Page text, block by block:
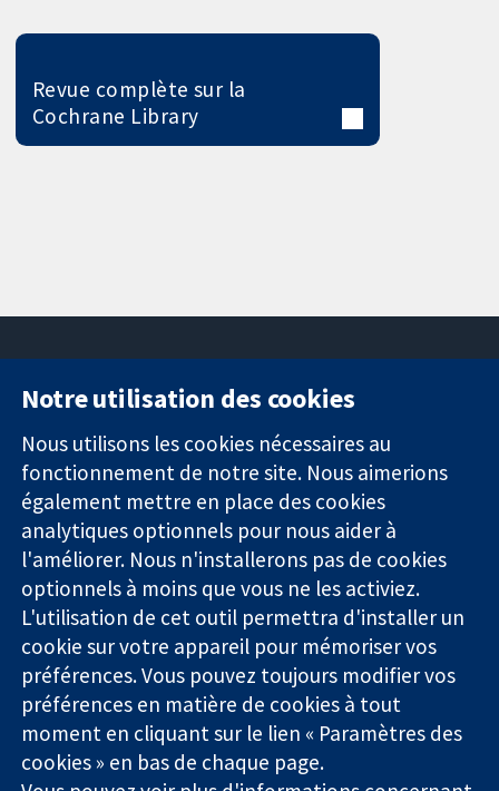
Revue complète sur la
Cochrane Library
Des données
probantes.
Des décisions
éclairées.
Une meilleure
santé.
11-13 Cavendish
Square
Londres
W1G0AN
Royaume-Uni
nous
Actualités
presse
Qui sommes-
nous
Offres
d'emploi
Library
La Collaboration Cochrane est une association caritative (n°
1045921) et une société à responsabilité limitée par garantie (n°
Notre utilisation des cookies
Nous utilisons les cookies nécessaires au
fonctionnement de notre site. Nous aimerions
également mettre en place des cookies
analytiques optionnels pour nous aider à
l'améliorer. Nous n'installerons pas de cookies
optionnels à moins que vous ne les activiez.
L'utilisation de cet outil permettra d'installer un
cookie sur votre appareil pour mémoriser vos
préférences. Vous pouvez toujours modifier vos
préférences en matière de cookies à tout
moment en cliquant sur le lien « Paramètres des
cookies » en bas de chaque page.